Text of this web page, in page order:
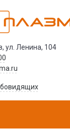
ул. Ленина, 104